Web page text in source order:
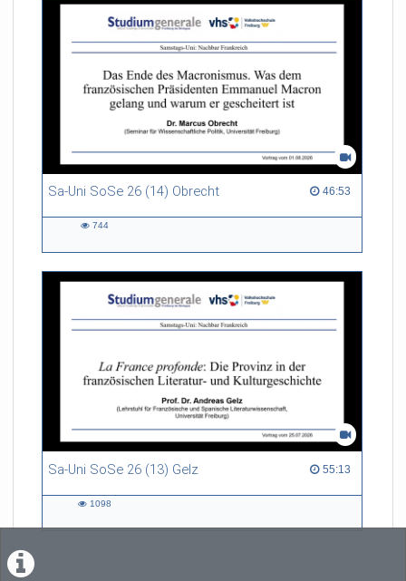
Sa-Uni SoSe 26 (14) Obrecht 46:53
46:53 duration
744
Sa-Uni SoSe 26 (13) Gelz 55:13
55:13 duration
1098